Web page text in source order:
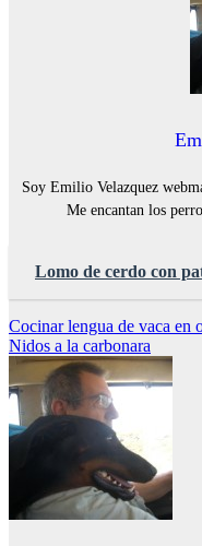
Soy Emilio Velazquez
Me encantan los
Lomo de cerdo con
Navegación
de
entradas
Cocinar lengua de vaca en
Nidos a la carbonara